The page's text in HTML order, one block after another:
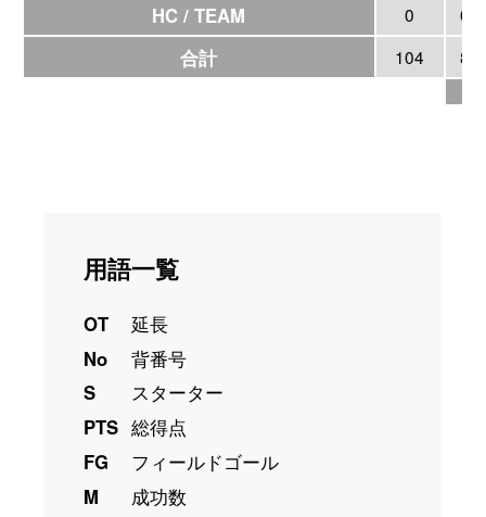
HC / TEAM 0 0
合計 104 8
用語一覧
OT
延長
No
背番号
S
スターター
PTS 総得点
FG
フィールドゴール
M
成功数